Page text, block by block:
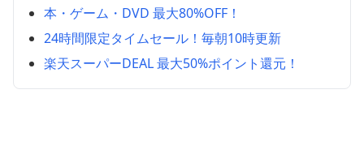
本・ゲーム・DVD 最大80%OFF！
24時間限定タイムセール！毎朝10時更新
楽天スーパーDEAL 最大50%ポイント還元！